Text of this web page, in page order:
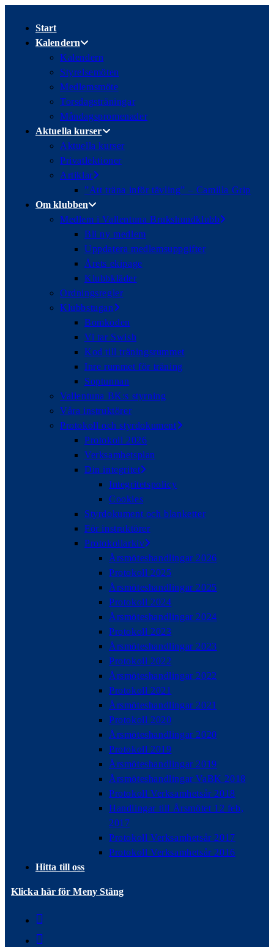
innehållet
Start
Kalendern
Kalendern
Styrelsemöten
Medlemsmöte
Torsdagsträningar
Måndagspromenader
Aktuella kurser
Aktuella kurser
Privatlektioner
Artiklar
”Att träna inför tävling” – Camilla Grip
Om klubben
Medlem i Vallentuna Brukshundklubb
Bli ny medlem
Uppdatera medlemsuppgifter
Årets ekipage
Klubbkläder
Ordningsregler
Klubbstugan
Bomkoden
Vi tar Swish
Kod till träningsrummet
Inre rummet för träning
Soptunnan
Vallentuna BK:s styrning
Våra instruktörer
Protokoll och styrdokument
Protokoll 2026
Verksamhetsplan
Din integritet
Integritetspolicy
Cookies
Styrdokument och blanketter
För instruktörer
Protokollarkiv
Årsmöteshandlingar 2026
Protokoll 2025
Årsmöteshandlingar 2025
Protokoll 2024
Årsmöteshandlingar 2024
Protokoll 2023
Årsmöteshandlingar 2023
Protokoll 2022
Årsmöteshandlingar 2022
Protokoll 2021
Årsmöteshandlingar 2021
Protokoll 2020
Årsmöteshandlingar 2020
Protokoll 2019
Årsmöteshandlingar 2019
Årsmöteshandlingar VaBK 2018
Protokoll Verksamhetsår 2018
Handlingar till Årsmötet 12 feb,
2017
Protokoll Verksamhetsår 2017
Protokoll Verksamhetsår 2016
Hitta till oss
Klicka här för Meny Stäng